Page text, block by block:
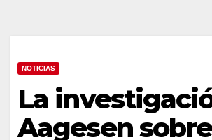
NOTICIAS
La
Aagesen